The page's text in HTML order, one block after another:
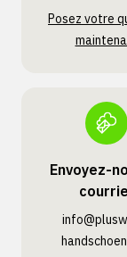
Posez votre
Envoyez-